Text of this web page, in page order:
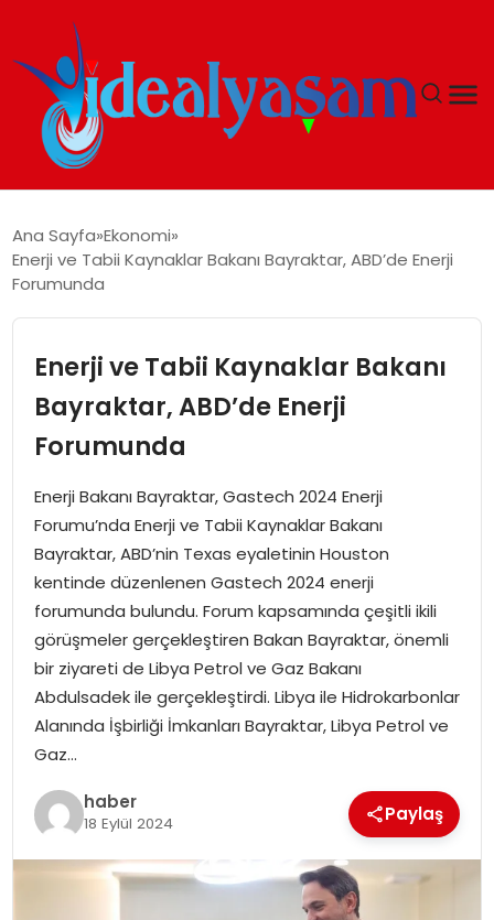
GÜNDEM
İDEAL YAŞAM
İDEAL SPOR
YAŞAM
MAGAZIN
SAĞLIK
SOSYAL HABER
Ana Sayfa Ekonomi
Enerji ve Tabii Kaynaklar Bakanı Bayraktar, ABD’de Enerji
Forumunda
Enerji ve Tabii Kaynaklar Bakanı
Bayraktar, ABD’de Enerji
Forumunda
Enerji Bakanı Bayraktar, Gastech 2024 Enerji
Forumu’nda Enerji ve Tabii Kaynaklar Bakanı
Bayraktar, ABD’nin Texas eyaletinin Houston
kentinde düzenlenen Gastech 2024 enerji
forumunda bulundu. Forum kapsamında çeşitli ikili
görüşmeler gerçekleştiren Bakan Bayraktar, önemli
bir ziyareti de Libya Petrol ve Gaz Bakanı
Abdulsadek ile gerçekleştirdi. Libya ile Hidrokarbonlar
Alanında İşbirliği İmkanları Bayraktar, Libya Petrol ve
Gaz…
haber
18 Eylül 2024 Paylaş